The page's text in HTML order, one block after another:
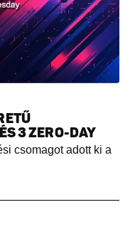
3 ZERO-DAY
csomagot adott ki a